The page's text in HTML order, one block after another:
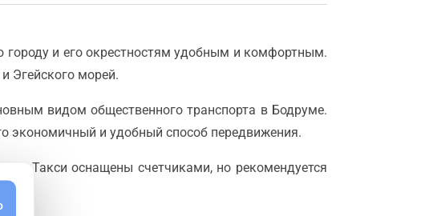
городу и его окрестностям удобным и комфортным.
Эгейского морей.
видом общественного транспорта в Бодруме.
экономичный и удобный способ передвижения.
Такси оснащены счетчиками, но рекомендуется